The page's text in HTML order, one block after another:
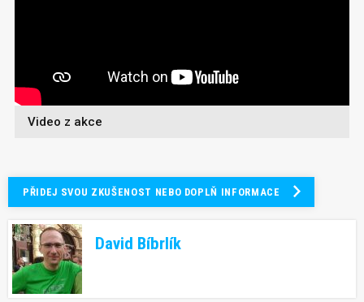
Video z akce
PŘIDEJ SVOU ZKUŠENOST NEBO DOPLŇ INFORMACE
David Bíbrlík